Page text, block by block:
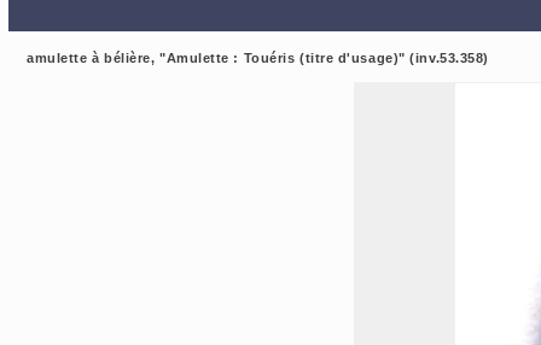
amulette à bélière, "Amulette : Touéris (titre d'usage)" (inv.53.358)